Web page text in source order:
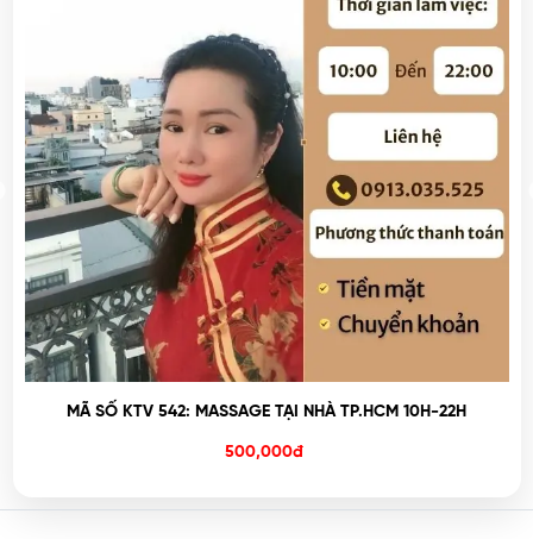
MÃ SỐ KTV 542: MASSAGE TẠI NHÀ TP.HCM 10H-22H
500,000đ